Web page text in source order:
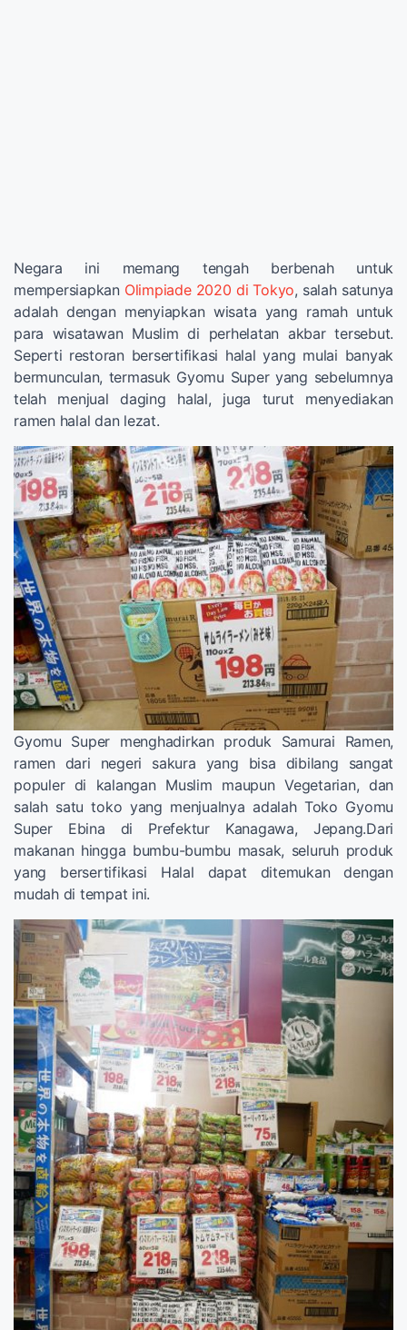
Negara ini memang tengah berbenah untuk
mempersiapkan Olimpiade 2020 di Tokyo, salah satunya
adalah dengan menyiapkan wisata yang ramah untuk
para wisatawan Muslim di perhelatan akbar tersebut.
Seperti restoran bersertifikasi halal yang mulai banyak
bermunculan, termasuk Gyomu Super yang sebelumnya
telah menjual daging halal, juga turut menyediakan
ramen halal dan lezat.
Gyomu Super menghadirkan produk Samurai Ramen,
ramen dari negeri sakura yang bisa dibilang sangat
populer di kalangan Muslim maupun Vegetarian, dan
salah satu toko yang menjualnya adalah Toko Gyomu
Super Ebina di Prefektur Kanagawa, Jepang.Dari
makanan hingga bumbu-bumbu masak, seluruh produk
yang bersertifikasi Halal dapat ditemukan dengan
mudah di tempat ini.